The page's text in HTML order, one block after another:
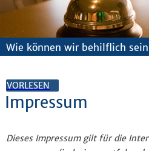
Wie können wir behilflich
VORLESEN
Impressum
Dieses Impressum gilt für die